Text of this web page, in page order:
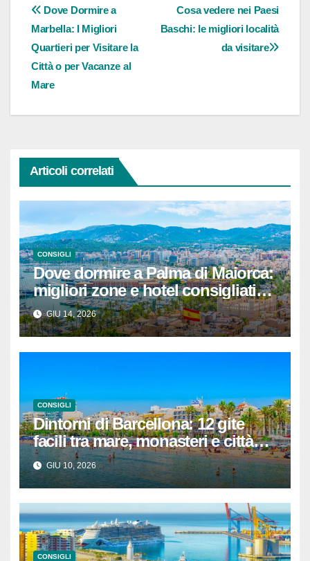
Navigazione
articoli
Cosa vedere nei Paesi
Baschi: le migliori località
da visitare
Dove Dormire a
Marbella: I Migliori
Quartieri per Visitare la
Città o per Vacanze al
Mare
Articoli correlati
CONSIGLI
Dove dormire a Palma di Maiorca:
migliori zone e hotel consigliati
(aggiornato)
GIU 14, 2026
CONSIGLI
Dintorni di Barcellona: 12 gite
facili tra mare, monasteri e città
catalane (con tempi reali e itinerari
pronti)
GIU 10, 2026
CONSIGLI